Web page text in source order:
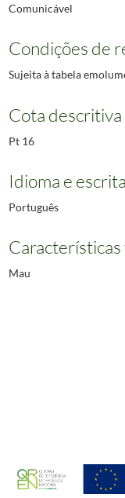
Comunicável
Condições de
Sujeita à tabela
Cota descritiva
Pt 16
Idioma e escrita
Português
Mau